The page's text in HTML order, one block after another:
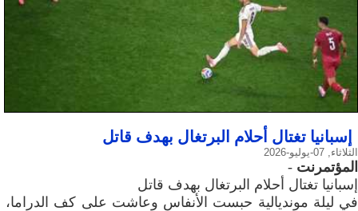
إسبانيا تغتال أحلام البرتغال بهدف قاتل
الثلاثاء, 07-يوليو-2026
المؤتمرنت -
إسبانيا تغتال أحلام البرتغال بهدف قاتل
في ليلة مونديالية حبست الأنفاس وعاشت على كف الدراما،